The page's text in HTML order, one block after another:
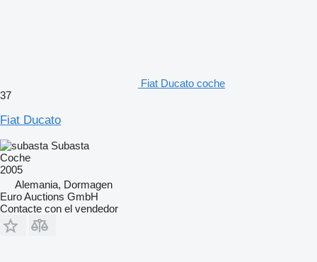
Fiat Ducato coche
37
Fiat Ducato
Subasta
Coche
2005
Alemania, Dormagen
Euro Auctions GmbH
Contacte con el vendedor